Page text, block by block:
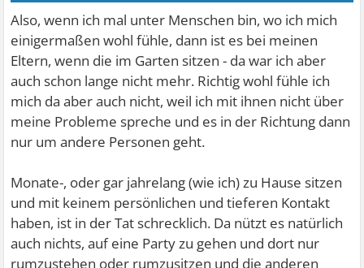
Also, wenn ich mal unter Menschen bin, wo ich mich
einigermaßen wohl fühle, dann ist es bei meinen
Eltern, wenn die im Garten sitzen - da war ich aber
auch schon lange nicht mehr. Richtig wohl fühle ich
mich da aber auch nicht, weil ich mit ihnen nicht über
meine Probleme spreche und es in der Richtung dann
nur um andere Personen geht.
Monate-, oder gar jahrelang (wie ich) zu Hause sitzen
und mit keinem persönlichen und tieferen Kontakt
haben, ist in der Tat schrecklich. Da nützt es natürlich
auch nichts, auf eine Party zu gehen und dort nur
rumzustehen oder rumzusitzen und die anderen